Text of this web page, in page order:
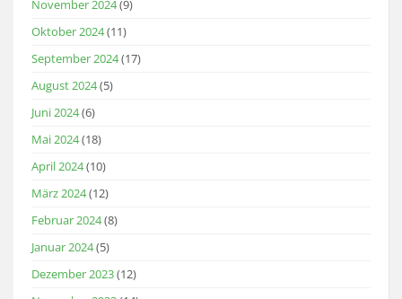
November 2024(9)
Oktober 2024(11)
September 2024(17)
August 2024(5)
Juni 2024(6)
Mai 2024(18)
April 2024(10)
März 2024(12)
Februar 2024(8)
Januar 2024(5)
Dezember 2023(12)